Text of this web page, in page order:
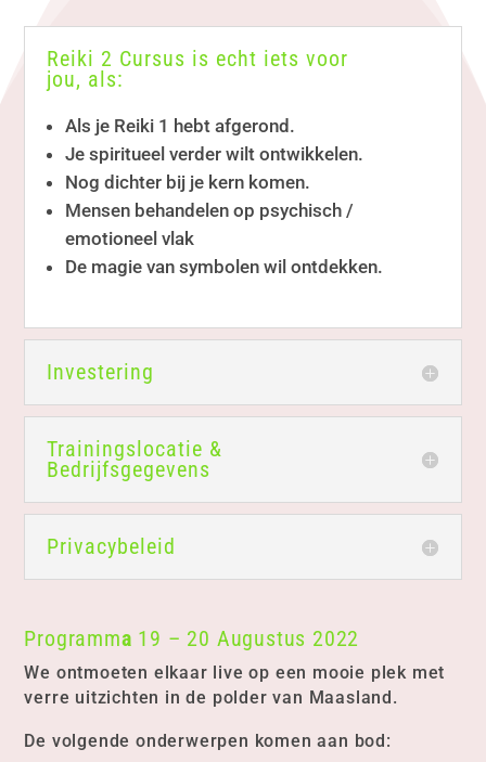
Reiki 2 Cursus is echt iets voor
jou, als:
Als je Reiki 1 hebt afgerond.
Je spiritueel verder wilt ontwikkelen.
Nog dichter bij je kern komen.
Mensen behandelen op psychisch /
emotioneel vlak
De magie van symbolen wil ontdekken.
Investering
Trainingslocatie &
Bedrijfsgegevens
Privacybeleid
Programma 19 – 20 Augustus 2022
We ontmoeten elkaar live op een mooie plek met
verre uitzichten in de polder van Maasland.
De volgende onderwerpen komen aan bod: